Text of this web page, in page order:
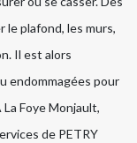
plafond, les murs,
Il est alors
endommagées pour
Foye Monjault,
de PETRY